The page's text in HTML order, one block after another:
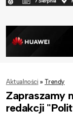
Aktualności » Trendy
Zapraszamy
redakcji